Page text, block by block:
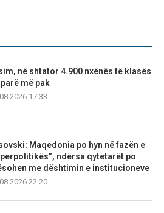
në shtator 4.900 nxënës të klasës
më pak
17:33
Maqedonia po hyn në fazën e
ndërsa qytetarët po
me dështimin e institucioneve
22:20